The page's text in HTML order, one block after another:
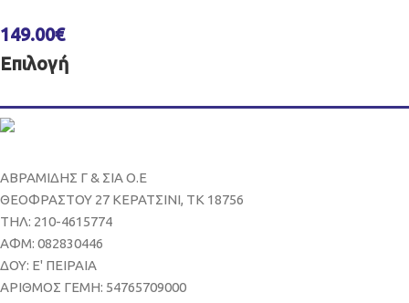
149.00€
Επιλογή
ΑΒΡΑΜΙΔΗΣ Γ & ΣΙΑ Ο.Ε
ΘΕΟΦΡΑΣΤΟΥ 27 ΚΕΡΑΤΣΙΝΙ, ΤΚ 18756
ΤΗΛ: 210-4615774
ΑΦΜ: 082830446
ΔΟΥ: Ε' ΠΕΙΡΑΙΑ
ΑΡΙΘΜΟΣ ΓΕΜΗ: 54765709000